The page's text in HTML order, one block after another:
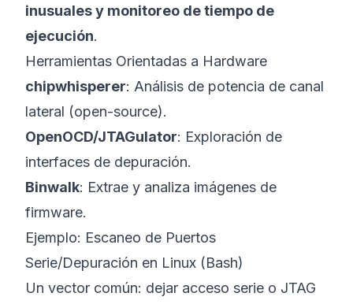
inusuales y monitoreo de tiempo de
ejecución.
Herramientas Orientadas a Hardware
chipwhisperer: Análisis de potencia de canal
lateral (open-source).
OpenOCD/JTAGulator: Exploración de
interfaces de depuración.
Binwalk: Extrae y analiza imágenes de
firmware.
Ejemplo: Escaneo de Puertos
Serie/Depuración en Linux (Bash)
Un vector común: dejar acceso serie o JTAG